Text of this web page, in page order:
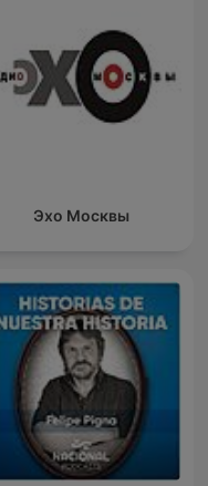
Эхо Москвы